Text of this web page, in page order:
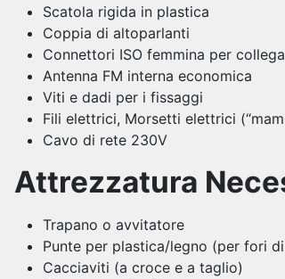
Scatola rigida in plastica
Coppia di altoparlanti
Connettori ISO femmina per
Antenna FM interna economica
Viti e dadi per i fissaggi
Fili elettrici, Morsetti elettrici
Cavo di rete 230V
Attrezzatura
Trapano o avvitatore
Punte per plastica/legno (per fori
Cacciaviti (a croce e a taglio)